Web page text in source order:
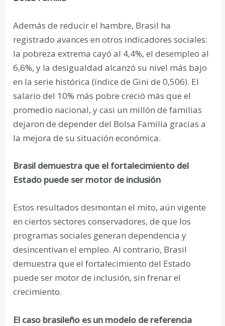
Además de reducir el hambre, Brasil ha
registrado avances en otros indicadores sociales:
la pobreza extrema cayó al 4,4%, el desempleo al
6,6%, y la desigualdad alcanzó su nivel más bajo
en la serie histórica (índice de Gini de 0,506). El
salario del 10% más pobre creció más que el
promedio nacional, y casi un millón de familias
dejaron de depender del Bolsa Familia gracias a
la mejora de su situación económica.
Brasil demuestra que el fortalecimiento del
Estado puede ser motor de inclusión
Estos resultados desmontan el mito, aún vigente
en ciertos sectores conservadores, de que los
programas sociales generan dependencia y
desincentivan el empleo. Al contrario, Brasil
demuestra que el fortalecimiento del Estado
puede ser motor de inclusión, sin frenar el
crecimiento.
El caso brasileño es un modelo de referencia